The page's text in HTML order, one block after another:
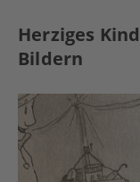
Herziges
Bildern